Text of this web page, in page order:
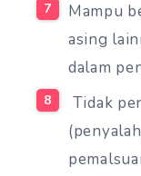
Mampu
asing
dalam
Tidak